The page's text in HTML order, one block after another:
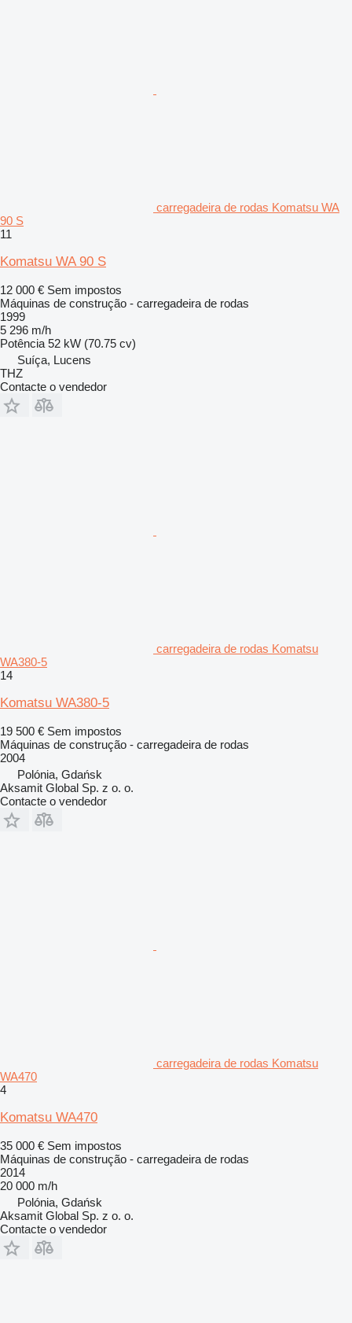
carregadeira de rodas Komatsu WA
90 S
11
Komatsu WA 90 S
12 000 € Sem impostos
Máquinas de construção - carregadeira de rodas
1999
5 296 m/h
Potência 52 kW (70.75 cv)
Suíça, Lucens
THZ
Contacte o vendedor
carregadeira de rodas Komatsu
WA380-5
14
Komatsu WA380-5
19 500 € Sem impostos
Máquinas de construção - carregadeira de rodas
2004
Polónia, Gdańsk
Aksamit Global Sp. z o. o.
Contacte o vendedor
carregadeira de rodas Komatsu
WA470
4
Komatsu WA470
35 000 € Sem impostos
Máquinas de construção - carregadeira de rodas
2014
20 000 m/h
Polónia, Gdańsk
Aksamit Global Sp. z o. o.
Contacte o vendedor